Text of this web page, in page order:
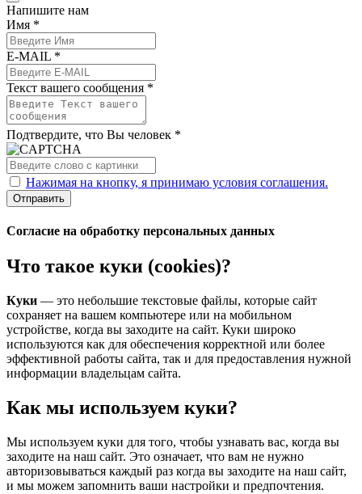
Напишите нам
Имя *
E-MAIL *
Текст вашего сообщения *
Подтвердите, что Вы человек *
Нажимая на кнопку, я принимаю условия соглашения.
Отправить
Согласие на обработку персональных данных
Что такое куки (cookies)?
Куки — это небольшие текстовые файлы, которые сайт
сохраняет на вашем компьютере или на мобильном
устройстве, когда вы заходите на сайт. Куки широко
используются как для обеспечения корректной или более
эффективной работы сайта, так и для предоставления нужной
информации владельцам сайта.
Как мы используем куки?
Мы используем куки для того, чтобы узнавать вас, когда вы
заходите на наш сайт. Это означает, что вам не нужно
авторизовываться каждый раз когда вы заходите на наш сайт,
и мы можем запомнить ваши настройки и предпочтения.